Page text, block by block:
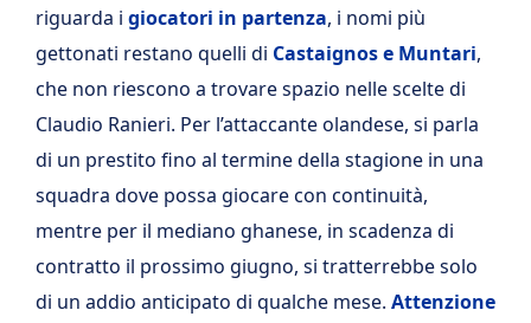
riguarda i giocatori in partenza, i nomi più
gettonati restano quelli di Castaignos e Muntari,
che non riescono a trovare spazio nelle scelte di
Claudio Ranieri. Per l’attaccante olandese, si parla
di un prestito fino al termine della stagione in una
squadra dove possa giocare con continuità,
mentre per il mediano ghanese, in scadenza di
contratto il prossimo giugno, si tratterrebbe solo
di un addio anticipato di qualche mese. Attenzione